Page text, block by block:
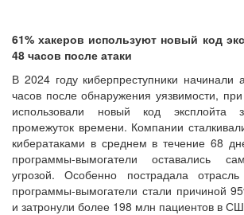
61% хакеров используют новый код
48 часов после атаки
В 2024 году киберпреступники начинали
часов после обнаружения уязвимости,
использовали новый код эксплойта
промежуток времени. Компании
кибератаками в среднем в течение 68
программы-вымогатели оставались
угрозой. Особенно пострадала отрасль
программы-вымогатели стали причиной
и затронули более 198 млн пациентов в